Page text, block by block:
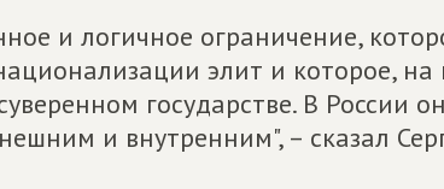
и логичное ограничение,
элит и которое, на
государстве. В России
и внутренним", – сказал